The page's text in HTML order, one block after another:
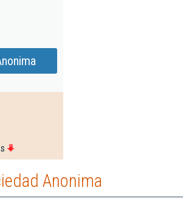
Anonima